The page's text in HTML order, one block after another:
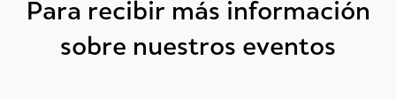
Para recibir más información
sobre nuestros eventos